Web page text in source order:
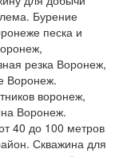
Бурение
песка и
резка Воронеж,
Воронеж.
воронеж,
Воронеж.
40 до 100 метров
Скважина для